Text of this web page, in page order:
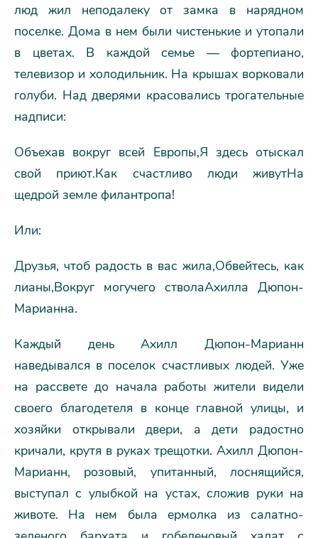
люд жил неподалеку от замка в нарядном
поселке. Дома в нем были чистенькие и утопали
в цветах. В каждой семье — фортепиано,
телевизор и холодильник. На крышах ворковали
голуби. Над дверями красовались трогательные
надписи:
Объехав вокруг всей Европы,Я здесь отыскал
свой приют.Как счастливо люди живутНа
щедрой земле филантропа!
Или:
Друзья, чтоб радость в вас жила,Обвейтесь, как
лианы,Вокруг могучего стволаАхилла Дюпон-
Марианна.
Каждый день Ахилл Дюпон-Марианн
наведывался в поселок счастливых людей. Уже
на рассвете до начала работы жители видели
своего благодетеля в конце главной улицы, и
хозяйки открывали двери, а дети радостно
кричали, крутя в руках трещотки. Ахилл Дюпон-
Марианн, розовый, упитанный, лоснящийся,
выступал с улыбкой на устах, сложив руки на
животе. На нем была ермолка из салатно-